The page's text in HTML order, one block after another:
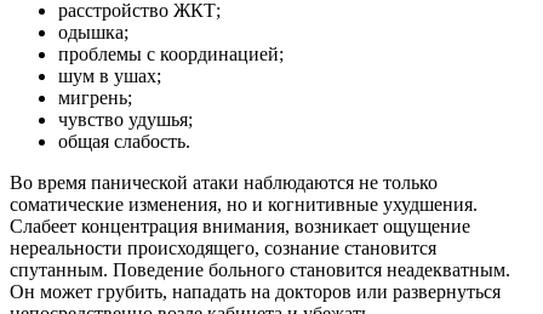
расстройство ЖКТ;
одышка;
проблемы с координацией;
шум в ушах;
мигрень;
чувство удушья;
общая слабость.
Во время панической атаки наблюдаются не только
соматические изменения, но и когнитивные ухудшения.
Слабеет концентрация внимания, возникает ощущение
нереальности происходящего, сознание становится
спутанным. Поведение больного становится неадекватным.
Он может грубить, нападать на докторов или развернуться